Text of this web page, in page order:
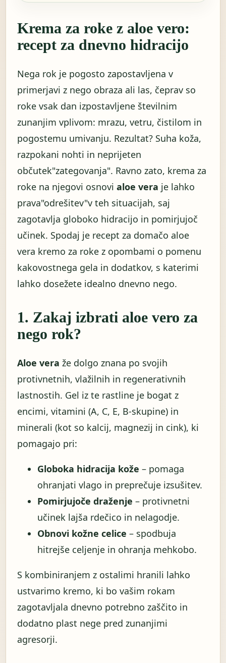
Krema za roke z aloe vero:
recept za dnevno hidracijo
Nega rok je pogosto zapostavljena v
primerjavi z nego obraza ali las, čeprav so
roke vsak dan izpostavljene številnim
zunanjim vplivom: mrazu, vetru, čistilom in
pogostemu umivanju. Rezultat? Suha koža,
razpokani nohti in neprijeten
občutek"zategovanja". Ravno zato, krema za
roke na njegovi osnovi aloe vera je lahko
prava"odrešitev"v teh situacijah, saj
zagotavlja globoko hidracijo in pomirjujoč
učinek. Spodaj je recept za domačo aloe
vera kremo za roke z opombami o pomenu
kakovostnega gela in dodatkov, s katerimi
lahko dosežete idealno dnevno nego.
1. Zakaj izbrati aloe vero za
nego rok?
Aloe vera že dolgo znana po svojih
protivnetnih, vlažilnih in regenerativnih
lastnostih. Gel iz te rastline je bogat z
encimi, vitamini (A, C, E, B-skupine) in
minerali (kot so kalcij, magnezij in cink), ki
pomagajo pri:
Globoka hidracija kože – pomaga
ohranjati vlago in preprečuje izsušitev.
Pomirjujoče draženje – protivnetni
učinek lajša rdečico in nelagodje.
Obnovi kožne celice – spodbuja
hitrejše celjenje in ohranja mehkobo.
S kombiniranjem z ostalimi hranili lahko
ustvarimo kremo, ki bo vašim rokam
zagotavljala dnevno potrebno zaščito in
dodatno plast nege pred zunanjimi
agresorji.